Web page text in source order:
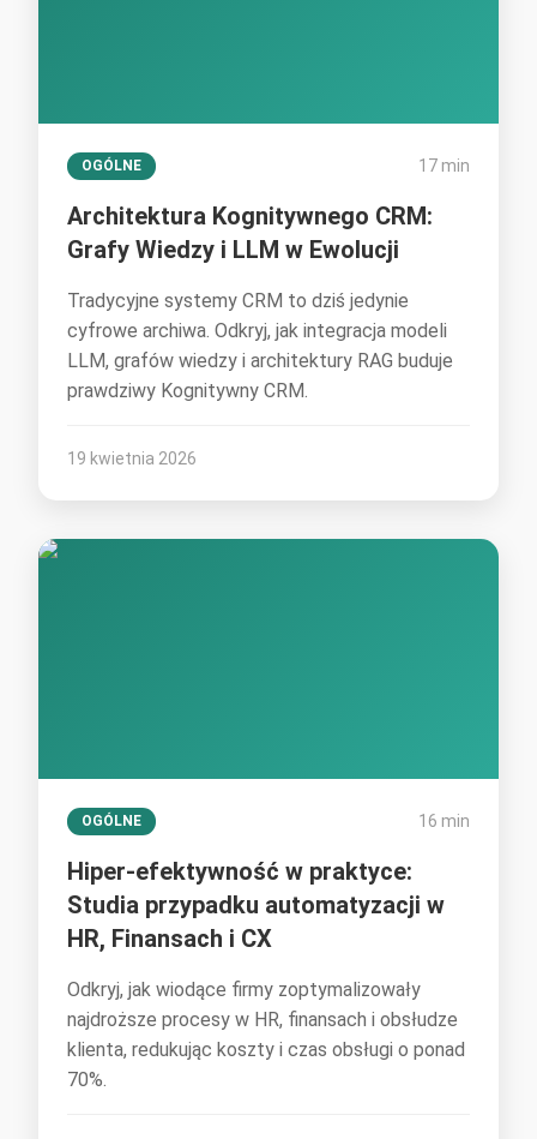
OGÓLNE 17 min
Architektura Kognitywnego CRM:
Grafy Wiedzy i LLM w Ewolucji
Tradycyjne systemy CRM to dziś jedynie
cyfrowe archiwa. Odkryj, jak integracja modeli
LLM, grafów wiedzy i architektury RAG buduje
prawdziwy Kognitywny CRM.
19 kwietnia 2026
OGÓLNE 16 min
Hiper-efektywność w praktyce:
Studia przypadku automatyzacji w
HR, Finansach i CX
Odkryj, jak wiodące firmy zoptymalizowały
najdroższe procesy w HR, finansach i obsłudze
klienta, redukując koszty i czas obsługi o ponad
70%.